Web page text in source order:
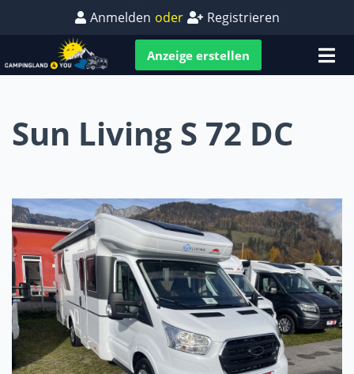
Anmelden oder Registrieren
Anzeige erstellen
Sun Living S 72 DC